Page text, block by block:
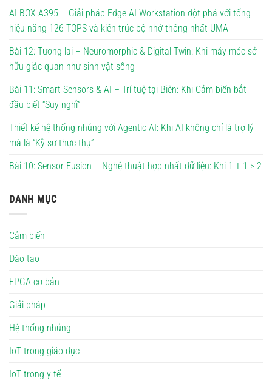
AI BOX-A395 – Giải pháp Edge AI Workstation đột phá với tổng
hiệu năng 126 TOPS và kiến trúc bộ nhớ thống nhất UMA
Bài 12: Tương lai – Neuromorphic & Digital Twin: Khi máy móc sở
hữu giác quan như sinh vật sống
Bài 11: Smart Sensors & AI – Trí tuệ tại Biên: Khi Cảm biến bắt
đầu biết “Suy nghĩ”
Thiết kế hệ thống nhúng với Agentic AI: Khi AI không chỉ là trợ lý
mà là “Kỹ sư thực thụ”
Bài 10: Sensor Fusion – Nghệ thuật hợp nhất dữ liệu: Khi 1 + 1 > 2
DANH MỤC
Cảm biến
Đào tạo
FPGA cơ bản
Giải pháp
Hệ thống nhúng
IoT trong giáo dục
IoT trong y tế